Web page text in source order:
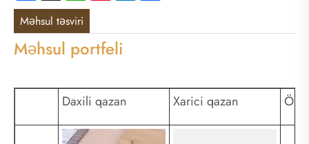
Məhsul təsviri
Məhsul portfeli
Daxili qazan Xarici qazan